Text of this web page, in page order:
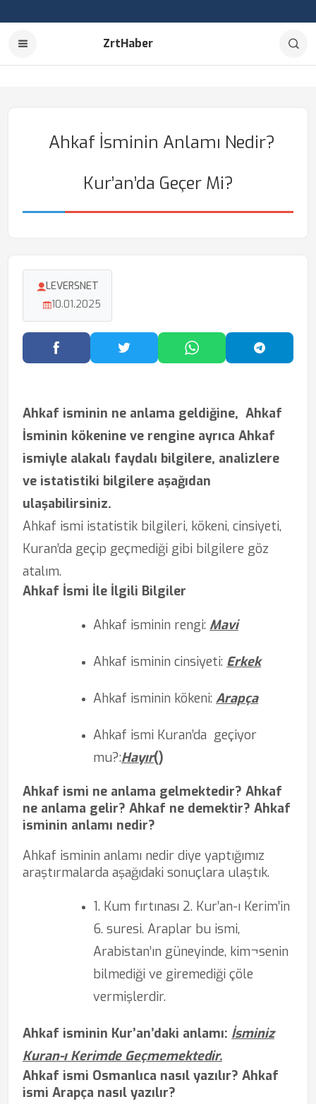
ZrtHaber
Ahkaf İsminin Anlamı Nedir?
Kur’an’da Geçer Mi?
LEVERSNET
10.01.2025
Facebook'ta PaylaşTwitter'da PaylaşWhatsApp'ta Paylaş
Ahkaf isminin ne anlama geldiğine, Ahkaf
İsminin kökenine ve rengine ayrıca Ahkaf
ismiyle alakalı faydalı bilgilere, analizlere
ve istatistiki bilgilere aşağıdan
ulaşabilirsiniz.
Ahkaf ismi istatistik bilgileri, kökeni, cinsiyeti,
Kuran’da geçip geçmediği gibi bilgilere göz
atalım.
Ahkaf İsmi İle İlgili Bilgiler
Ahkaf isminin rengi: Mavi
Ahkaf isminin cinsiyeti: Erkek
Ahkaf isminin kökeni: Arapça
Ahkaf ismi Kuran’da geçiyor
mu?:Hayır()
Ahkaf ismi ne anlama gelmektedir? Ahkaf
ne anlama gelir? Ahkaf ne demektir? Ahkaf
isminin anlamı nedir?
Ahkaf isminin anlamı nedir diye yaptığımız
araştırmalarda aşağıdaki sonuçlara ulaştık.
1. Kum fırtınası 2. Kur’an-ı Kerim’in
6. suresi. Araplar bu ismi,
Arabistan’ın güneyinde, kim¬senin
bilmediği ve giremediği çöle
vermişlerdir.
Ahkaf isminin Kur’an’daki anlamı: İsminiz
Kuran-ı Kerimde Geçmemektedir.
Ahkaf ismi Osmanlıca nasıl yazılır? Ahkaf
ismi Arapça nasıl yazılır?